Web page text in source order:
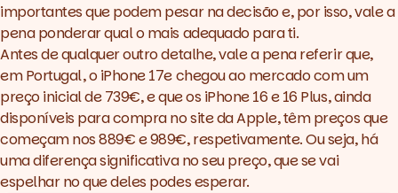
importantes que podem pesar na decisão e, por isso, vale a
pena ponderar qual o mais adequado para ti.
Antes de qualquer outro detalhe, vale a pena referir que,
em Portugal, oiPhone 17echegou ao mercado com um
preço inicial de 739€, e que os iPhone 16 e 16 Plus, ainda
disponíveis para compra no site da Apple, têm preços que
começam nos 889€ e 989€, respetivamente. Ou seja, há
uma diferença significativa no seu preço, que se vai
espelhar no que deles podes esperar.